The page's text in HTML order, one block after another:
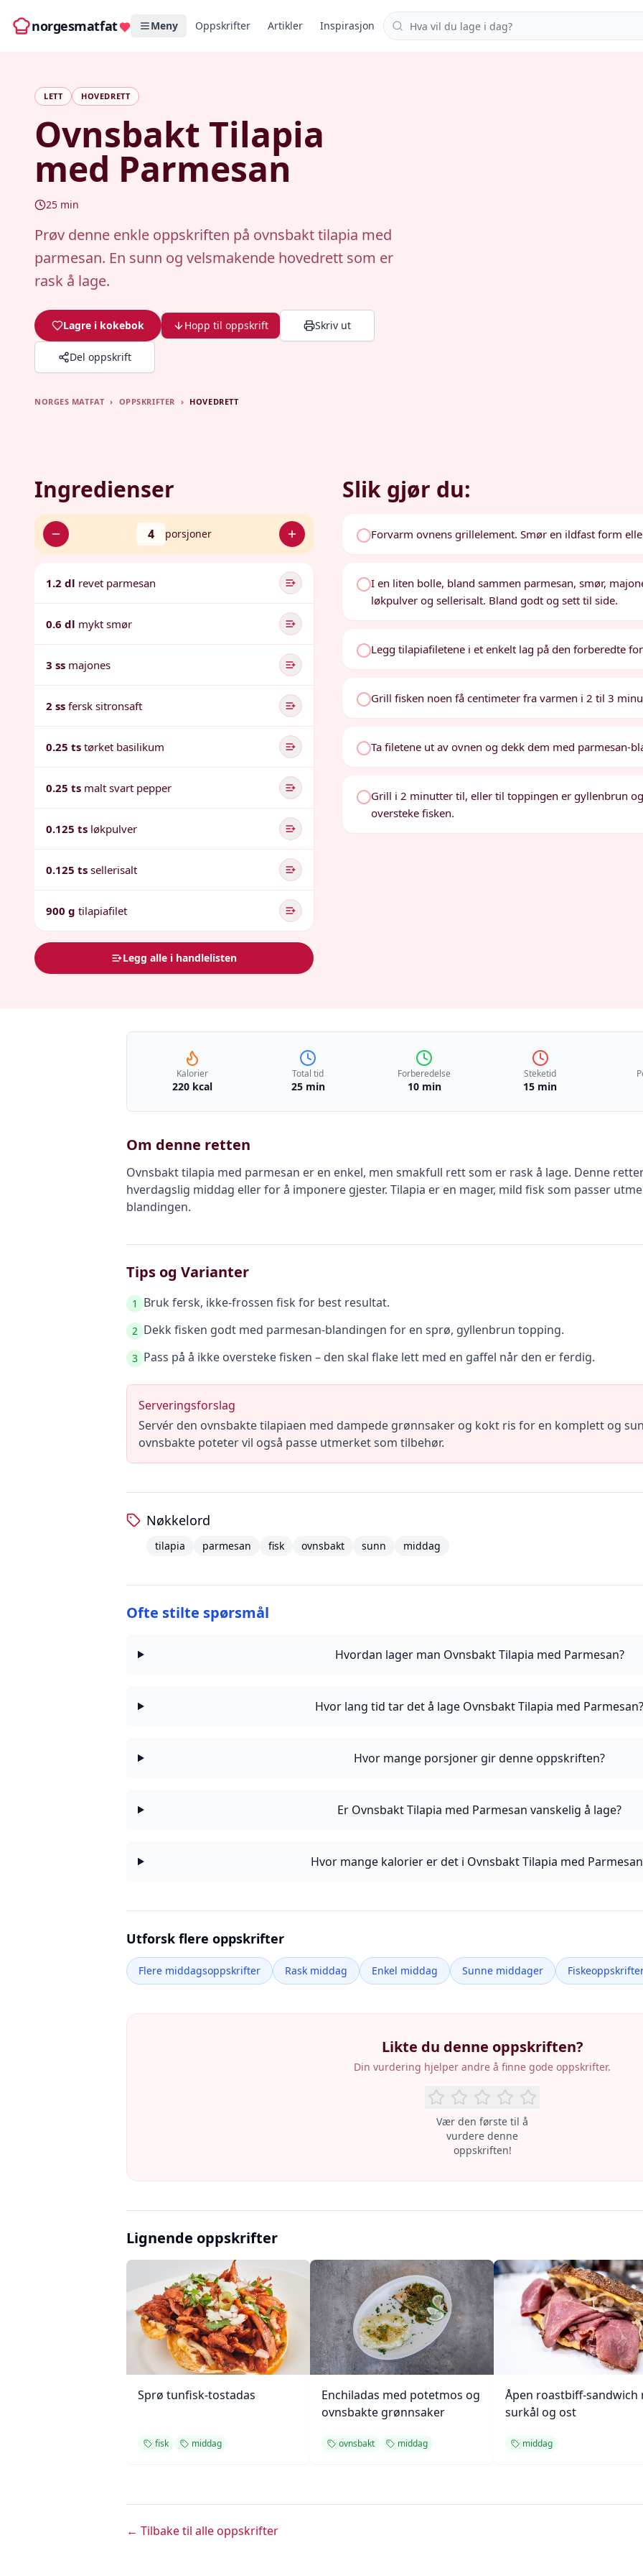
norgesmatfat Meny Oppskrifter Artikler Inspirasjon Søk i oppskrifter
LETT HOVEDRETT
Ovnsbakt Tilapia
med Parmesan
25 min
Prøv denne enkle oppskriften på ovnsbakt tilapia med
parmesan. En sunn og velsmakende hovedrett som er
rask å lage.
Lagre i kokebok Hopp til oppskrift Skriv ut
Del oppskrift
NORGES MATFAT › OPPSKRIFTER › HOVEDRETT
Ingredienser
4 porsjoner
1.2 dl revet parmesan
0.6 dl mykt smør
3 ss majones
2 ss fersk sitronsaft
0.25 ts tørket basilikum
0.25 ts malt svart pepper
0.125 ts løkpulver
0.125 ts sellerisalt
900 g tilapiafilet
Legg alle i handlelisten
Slik gjør du:
Forvarm ovnens grillelement. Smør en ildfast form
I en liten bolle, bland sammen parmesan, smør,
løkpulver og sellerisalt. Bland godt og sett til side.
Legg tilapiafiletene i et enkelt lag på den forberedte
Grill fisken noen få centimeter fra varmen i 2 til 3
Ta filetene ut av ovnen og dekk dem med parmesan-
Grill i 2 minutter til, eller til toppingen er gyllenbrun
oversteke fisken.
Kalorier
220 kcal
Total tid
25 min
Forberedelse
10 min
Steketid
15 min
Om denne retten
Ovnsbakt tilapia med parmesan er en enkel, men smakfull rett som er rask å lage. Denne
hverdagslig middag eller for å imponere gjester. Tilapia er en mager, mild fisk som passer
blandingen.
Tips og Varianter
1 Bruk fersk, ikke-frossen fisk for best resultat.
2 Dekk fisken godt med parmesan-blandingen for en sprø, gyllenbrun topping.
3 Pass på å ikke oversteke fisken – den skal flake lett med en gaffel når den er ferdig.
Serveringsforslag
Servér den ovnsbakte tilapiaen med dampede grønnsaker og kokt ris for en komplett og
ovnsbakte poteter vil også passe utmerket som tilbehør.
Nøkkelord
tilapia parmesan fisk ovnsbakt sunn middag
Ofte stilte spørsmål
Hvordan lager man Ovnsbakt Tilapia med Parmesan?
Hvor lang tid tar det å lage Ovnsbakt Tilapia med
Hvor mange porsjoner gir denne oppskriften?
Er Ovnsbakt Tilapia med Parmesan vanskelig å lage?
Hvor mange kalorier er det i Ovnsbakt Tilapia med
Utforsk flere oppskrifter
Flere middagsoppskrifter Rask middag Enkel middag Sunne middager
Likte du denne oppskriften?
Din vurdering hjelper andre å finne gode oppskrifter.
Vær den første til å
vurdere denne
oppskriften!
Lignende oppskrifter
Sprø tunfisk-tostadas
fisk middag
Enchiladas med potetmos og
ovnsbakte grønnsaker
ovnsbakt middag
Åpen roastbiff-sandwich
surkål og ost
middag
← Tilbake til alle oppskrifter